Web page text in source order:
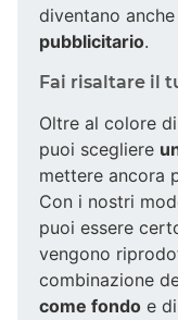
diventano
pubblicitario.
Fai risaltare il
Oltre al colore
puoi scegliere
mettere ancora
Con i nostri
puoi essere
vengono
combinazione
come fondo e